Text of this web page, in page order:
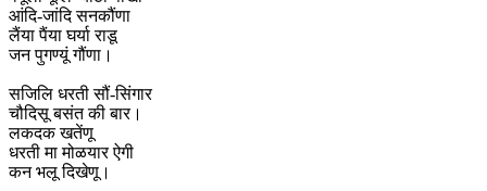
आंदि-जांदि सनकौंणा
लैंया पैंया घर्या राडू
जन पुगण्यूं गौंणा।
सजिलि धरती सौं-सिंगार
चौदिसू बसंत की बार।
लकदक खतेंणू
धरती मा मोळयार ऐगी
कन भलू दिखेणू।